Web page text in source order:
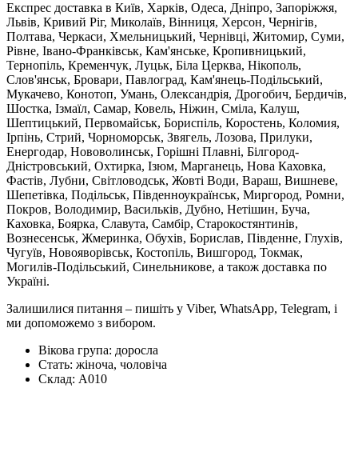
Експрес доставка в Київ, Харків, Одеса, Дніпро, Запоріжжя,
Львів, Кривий Ріг, Миколаїв, Вінниця, Херсон, Чернігів,
Полтава, Черкаси, Хмельницький, Чернівці, Житомир, Суми,
Рівне, Івано-Франківськ, Кам'янське, Кропивницький,
Тернопіль, Кременчук, Луцьк, Біла Церква, Нікополь,
Слов'янськ, Бровари, Павлоград, Кам'янець-Подільський,
Мукачево, Конотоп, Умань, Олександрія, Дрогобич, Бердичів,
Шостка, Ізмаїл, Самар, Ковель, Ніжин, Сміла, Калуш,
Шептицький, Первомайськ, Бориспіль, Коростень, Коломия,
Ірпінь, Стрий, Чорноморськ, Звягель, Лозова, Прилуки,
Енергодар, Нововолинськ, Горішні Плавні, Білгород-
Дністровський, Охтирка, Ізюм, Марганець, Нова Каховка,
Фастів, Лубни, Світловодськ, Жовті Води, Вараш, Вишневе,
Шепетівка, Подільськ, Південноукраїнськ, Миргород, Ромни,
Покров, Володимир, Васильків, Дубно, Нетішин, Буча,
Каховка, Боярка, Славута, Самбір, Старокостянтинів,
Вознесенськ, Жмеринка, Обухів, Борислав, Південне, Глухів,
Чугуїв, Новояворівськ, Костопіль, Вишгород, Токмак,
Могилів-Подільський, Синельникове, а також доставка по
Україні.
Залишилися питання – пишіть у Viber, WhatsApp, Telegram, і
ми допоможемо з вибором.
Вікова група: доросла
Стать: жіноча, чоловіча
Склад: А010